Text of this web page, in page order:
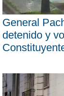
General
detenido y